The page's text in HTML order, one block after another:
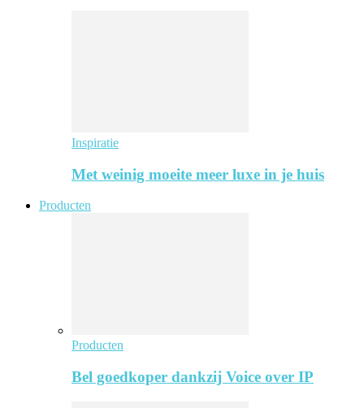
Inspiratie
Met weinig moeite meer luxe in je huis
Producten
Producten
Bel goedkoper dankzij Voice over IP